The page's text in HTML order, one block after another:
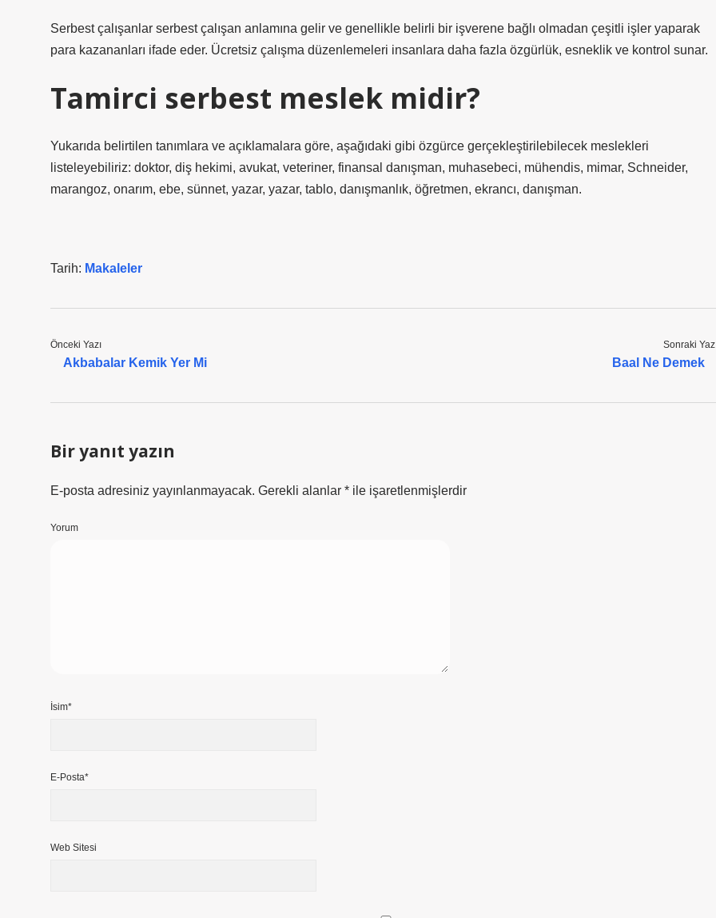
Serbest çalışanlar serbest çalışan anlamına gelir ve genellikle belirli bir işverene bağlı olmadan çeşitli işler yaparak
para kazananları ifade eder. Ücretsiz çalışma düzenlemeleri insanlara daha fazla özgürlük, esneklik ve kontrol sunar.
Tamirci serbest meslek midir?
Yukarıda belirtilen tanımlara ve açıklamalara göre, aşağıdaki gibi özgürce gerçekleştirilebilecek meslekleri
listeleyebiliriz: doktor, diş hekimi, avukat, veteriner, finansal danışman, muhasebeci, mühendis, mimar, Schneider,
marangoz, onarım, ebe, sünnet, yazar, yazar, tablo, danışmanlık, öğretmen, ekrancı, danışman.
Tarih: Makaleler
Önceki Yazı
Akbabalar Kemik Yer Mi
Sonraki
Baal Ne Demek
Bir yanıt yazın
E-posta adresiniz yayınlanmayacak. Gerekli alanlar * ile işaretlenmişlerdir
Yorum
İsim*
E-Posta*
Web Sitesi